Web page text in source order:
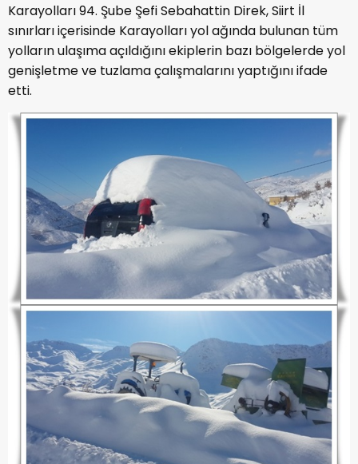
Karayolları 94. Şube Şefi Sebahattin Direk, Siirt İl
sınırları içerisinde Karayolları yol ağında bulunan tüm
yolların ulaşıma açıldığını ekiplerin bazı bölgelerde yol
genişletme ve tuzlama çalışmalarını yaptığını ifade
etti.